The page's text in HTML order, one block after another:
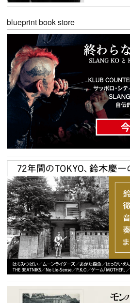
blueprint book store